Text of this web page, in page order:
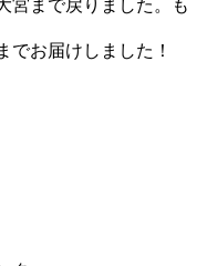
宮まで戻りました。も
でお届けしました！